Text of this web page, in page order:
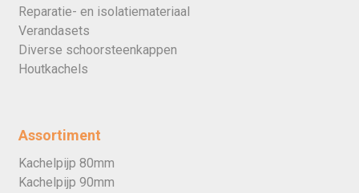
Reparatie- en isolatiemateriaal
Verandasets
Diverse schoorsteenkappen
Houtkachels
Assortiment
Kachelpijp 80mm
Kachelpijp 90mm